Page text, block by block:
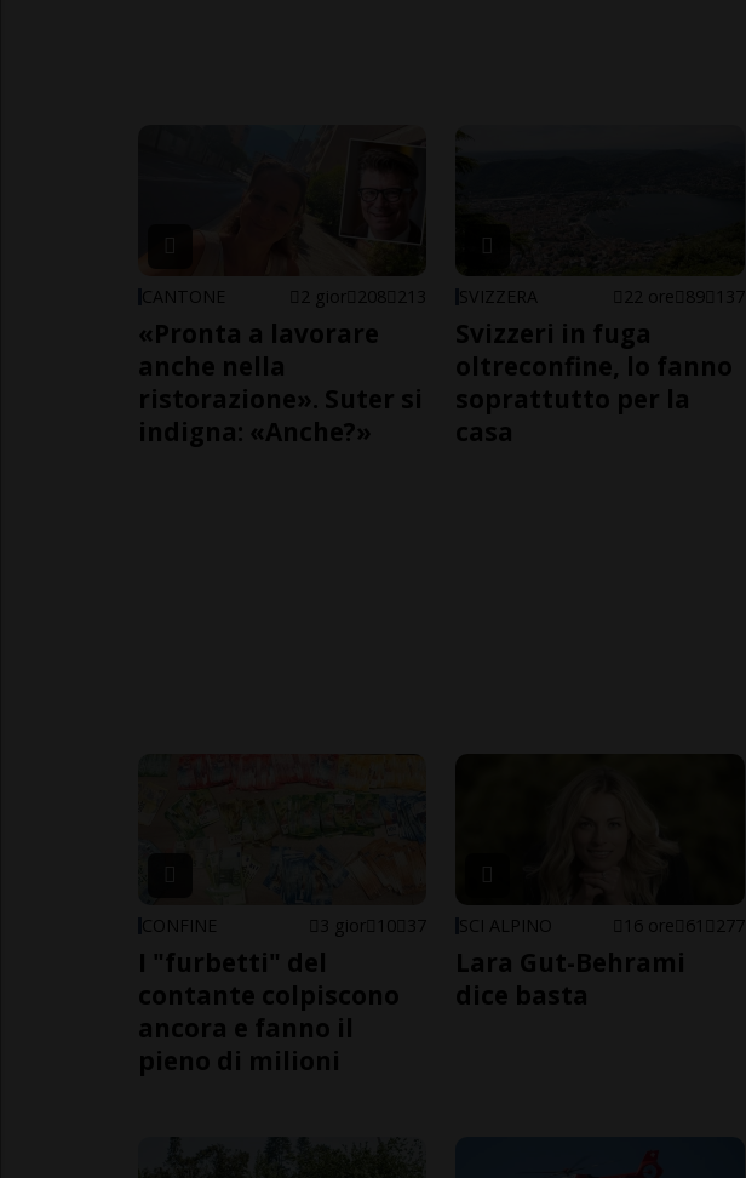
CANTONE 2 gior 208 213
«Pronta a lavorare
anche nella
ristorazione». Suter si
indigna: «Anche?»
SVIZZERA 22 ore 89 137
Svizzeri in fuga
oltreconfine, lo fanno
soprattutto per la
casa
CONFINE 3 gior 10 37
I "furbetti" del
contante colpiscono
ancora e fanno il
pieno di milioni
SCI ALPINO 16 ore 61 277
Lara Gut-Behrami
dice basta